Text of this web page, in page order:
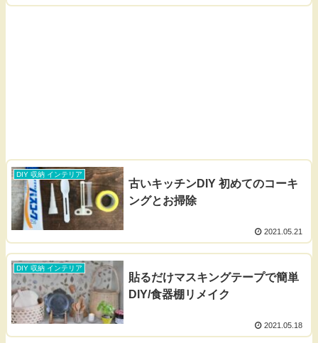
DIY 収納 インテリア
古いキッチンDIY 初めてのコーキ
ングとお掃除
2021.05.21
DIY 収納 インテリア
貼るだけマスキングテープで簡単
DIY/食器棚リメイク
2021.05.18